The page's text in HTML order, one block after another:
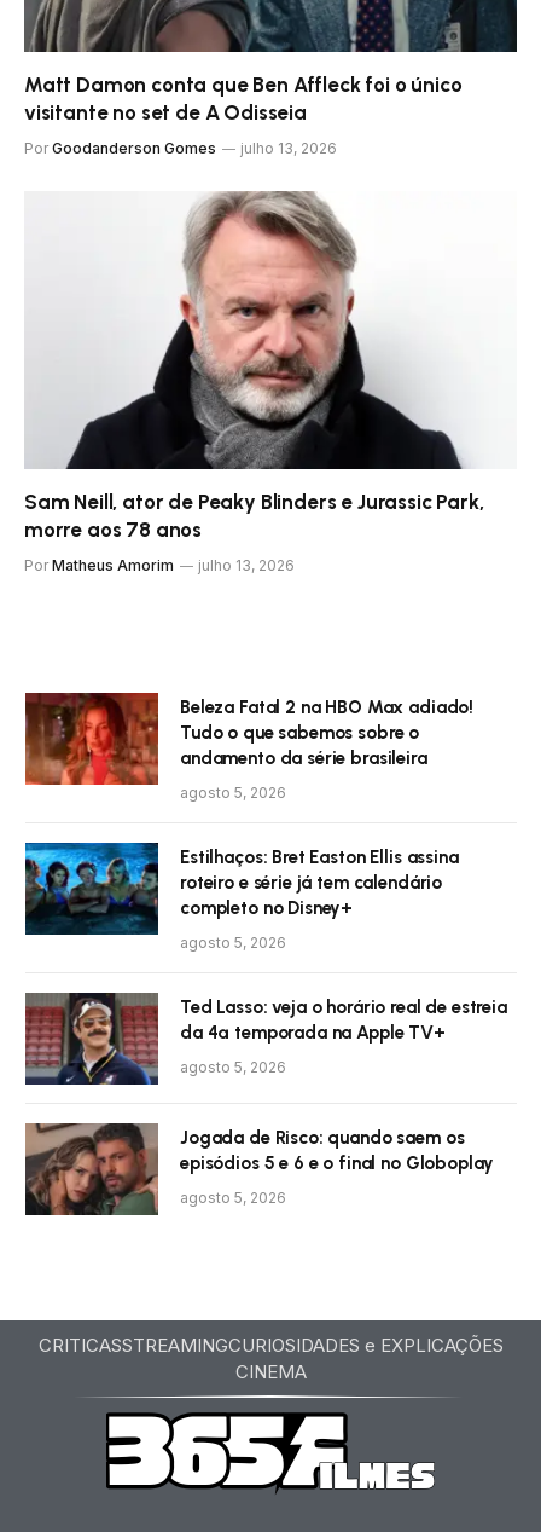
Matt Damon conta que Ben Affleck foi o único
visitante no set de A Odisseia
Por Goodanderson Gomes julho 13, 2026
Sam Neill, ator de Peaky Blinders e Jurassic Park,
morre aos 78 anos
Por Matheus Amorim julho 13, 2026
Beleza Fatal 2 na HBO Max adiado!
Tudo o que sabemos sobre o
andamento da série brasileira
agosto 5, 2026
Estilhaços: Bret Easton Ellis assina
roteiro e série já tem calendário
completo no Disney+
agosto 5, 2026
Ted Lasso: veja o horário real de estreia
da 4ª temporada na Apple TV+
agosto 5, 2026
Jogada de Risco: quando saem os
episódios 5 e 6 e o final no Globoplay
agosto 5, 2026
CRITICASSTREAMINGCURIOSIDADES e EXPLICAÇÕES
CINEMA